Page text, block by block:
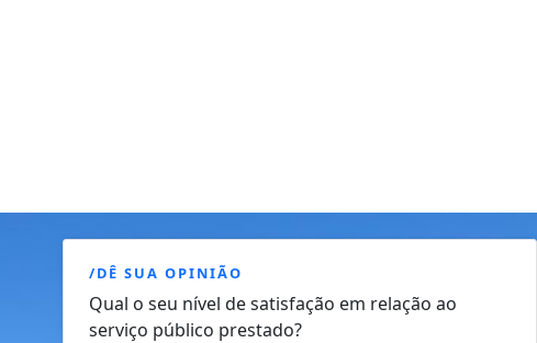
/DÊ SUA OPINIÃO
Qual o seu nível de satisfação em relação ao
serviço público prestado?